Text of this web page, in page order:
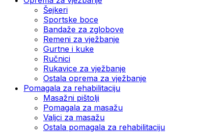
Šejkeri
Sportske boce
Bandaže za zglobove
Remeni za vježbanje
Gurtne i kuke
Ručnici
Rukavice za vježbanje
Ostala oprema za vježbanje
Pomagala za rehabilitaciju
Masažni pištolji
Pomagala za masažu
Valjci za masažu
Ostala pomagala za rehabilitaciju